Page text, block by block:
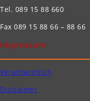
Tel. 089 15 88 660
Fax 089 15 88 66 – 88 66
Impressum
Verantwortlich
Disclaimer